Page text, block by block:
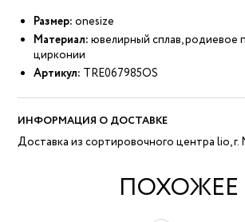
Размер: onesize
Материал: ювелирный сплав, родиевое
цирконии
Артикул: TRE067985OS
ИНФОРМАЦИЯ О ДОСТАВКЕ
Доставка из сортировочного центра lio, г.
ПОХОЖЕЕ